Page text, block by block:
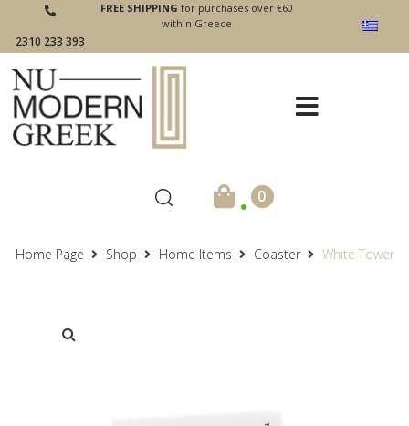
2310 233 393
FREE SHIPPING for purchases over €60
within Greece
. 0
Home Page Shop Home Items Coaster White Tower